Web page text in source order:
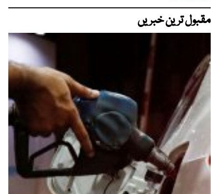
مقبول ترین خبریں